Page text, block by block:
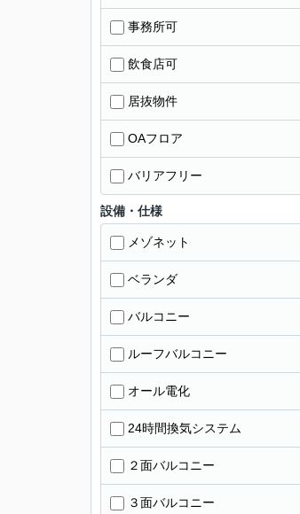
事務所可
飲食店可
居抜物件
OAフロア
バリアフリー
設備・仕様
メゾネット
ベランダ
バルコニー
ルーフバルコニー
オール電化
24時間換気システム
２面バルコニー
３面バルコニー